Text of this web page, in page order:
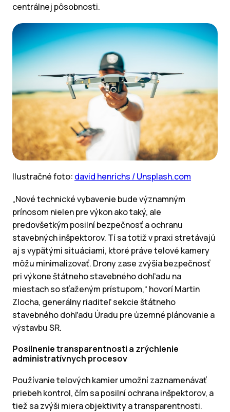
centrálnej pôsobnosti.
Ilustračné foto: david henrichs / Unsplash.com
„Nové technické vybavenie bude významným
prínosom nielen pre výkon ako taký, ale
predovšetkým posilní bezpečnosť a ochranu
stavebných inšpektorov. Tí sa totiž v praxi stretávajú
aj s vypätými situáciami, ktoré práve telové kamery
môžu minimalizovať. Drony zase zvýšia bezpečnosť
pri výkone štátneho stavebného dohľadu na
miestach so sťaženým prístupom,“ hovorí Martin
Zlocha, generálny riaditeľ sekcie štátneho
stavebného dohľadu Úradu pre územné plánovanie a
výstavbu SR.
Posilnenie transparentnosti a zrýchlenie
administratívnych procesov
Používanie telových kamier umožní zaznamenávať
priebeh kontrol, čím sa posilní ochrana inšpektorov, a
tiež sa zvýši miera objektivity a transparentnosti.